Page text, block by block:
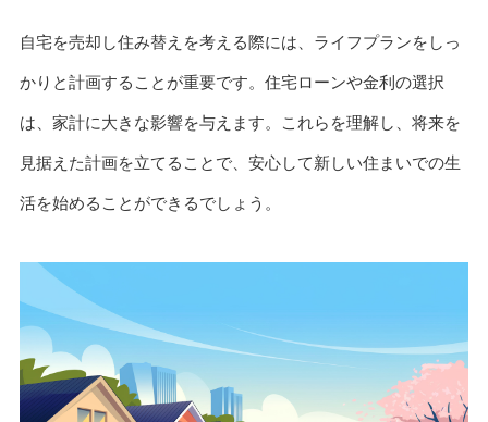
自宅を売却し住み替えを考える際には、ライフプランをしっ
かりと計画することが重要です。住宅ローンや金利の選択
は、家計に大きな影響を与えます。これらを理解し、将来を
見据えた計画を立てることで、安心して新しい住まいでの生
活を始めることができるでしょう。